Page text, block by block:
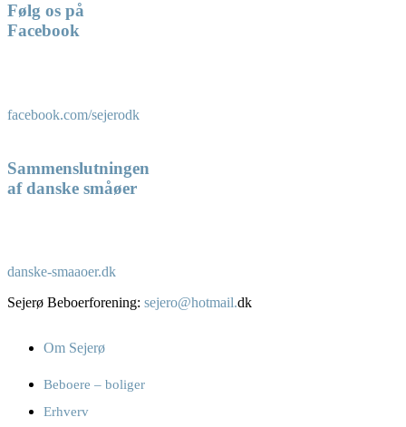
Følg os på
Facebook
facebook.com/sejerodk
Sammenslutningen
af danske småøer
danske-smaaoer.dk
Sejerø Beboerforening: sejero@hotmail.dk
Om Sejerø
Beboere – boliger
Erhverv